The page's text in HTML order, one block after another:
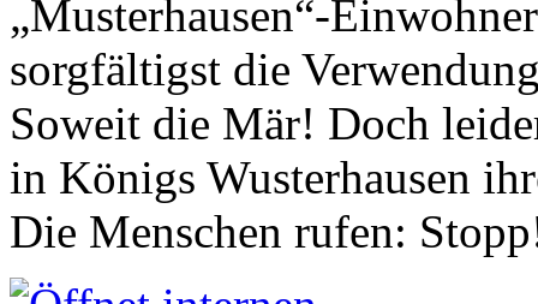
„Musterhausen“-
sorgfältigst die
Soweit die Mär! Doch
in Königs Wusterhausen
Die Menschen rufen: